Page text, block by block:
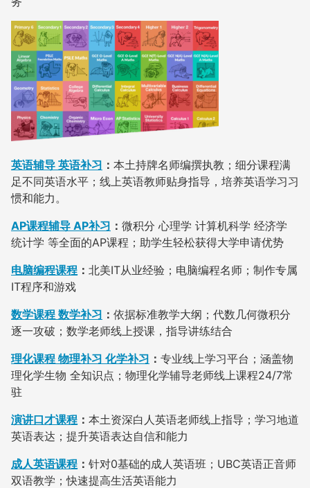
英语辅导 英语补习 ： 本土持牌名师编撰执教；细分课程满
足不同英语水平；线上英语教师贴身指导，培养英语学习习
惯和能力。
AP课程辅导 AP补习 ： 微积分 心理学 计算机科学 经济学
统计学 等全面的AP课程；助学生轻松获得大学申请优势
电脑编程课程 ： 北美IT从业经验；电脑编程名师；制作专属
IT程序和游戏
数学课程 数学补习 ： 依据标准教学大纲；代数几何微积分
逐一攻破；数学老师线上授课，指导讲练结合
理化课程 物理补习 化学补习 ： 专业线上学习平台；涵盖物
理化学生物 全知识点；物理化学辅导老师线上课程24/7常
驻
演讲口才课程 ： 本土资深白人英语老师线上指导；学习地道
英语表达；提升英语表达自信和能力
成人英语课程 ： 针对0基础的成人英语班；UBC英语正音师
双语教学；快速提高生活英语能力